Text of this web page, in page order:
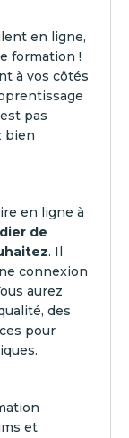
en ligne,
formation !
à vos côtés
pas
bien
en ligne à
de
. Il
connexion
aurez
des
pour
et